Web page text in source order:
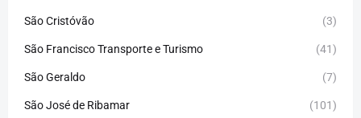
São Cristóvão (3)
São Francisco Transporte e Turismo (41)
São Geraldo (7)
São José de Ribamar (101)